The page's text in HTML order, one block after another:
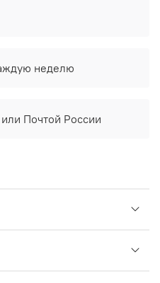
неделю
Почтой России